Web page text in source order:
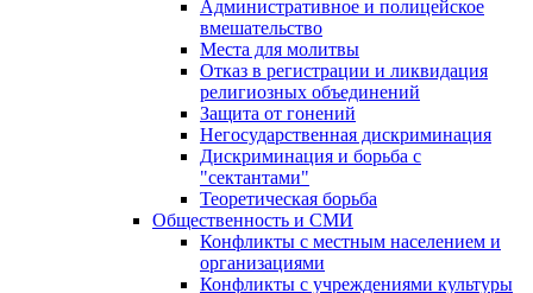
Административное и полицейское
вмешательство
Места для молитвы
Отказ в регистрации и ликвидация
религиозных объединений
Защита от гонений
Негосударственная дискриминация
Дискриминация и борьба с
"сектантами"
Теоретическая борьба
Общественность и СМИ
Конфликты с местным населением и
организациями
Конфликты с учреждениями культуры